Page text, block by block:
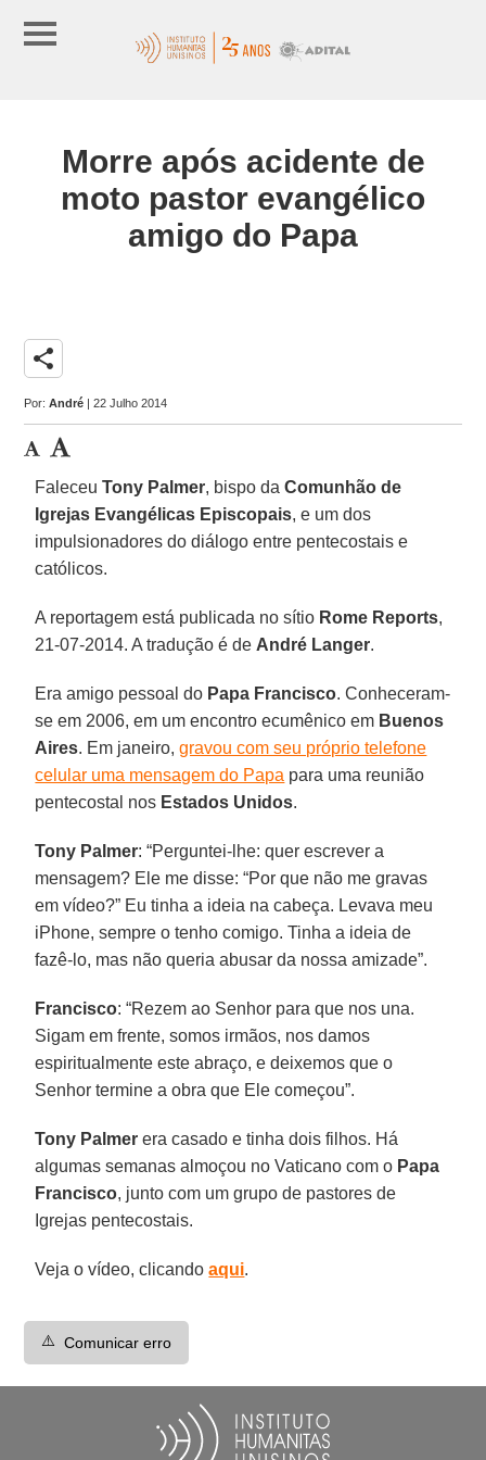
Morre após acidente de
moto pastor evangélico
amigo do Papa
share
Por:André | 22 Julho 2014
FaleceuTony Palmer, bispo daComunhão de
Igrejas Evangélicas Episcopais, e um dos
impulsionadores do diálogo entre pentecostais e
católicos.
A reportagem está publicada no sítio Rome Reports,
21-07-2014. A tradução é de André Langer.
Era amigo pessoal do Papa Francisco. Conheceram-
se em 2006, em um encontro ecumênico em Buenos
Aires. Em janeiro,gravou com seu próprio telefone
celular uma mensagem do Papa para uma reunião
pentecostal nos Estados Unidos.
Tony Palmer: “Perguntei-lhe: quer escrever a
mensagem? Ele me disse: “Por que não me gravas
em vídeo?” Eu tinha a ideia na cabeça. Levava meu
iPhone, sempre o tenho comigo. Tinha a ideia de
fazê-lo, mas não queria abusar da nossa amizade”.
Francisco: “Rezem ao Senhor para que nos una.
Sigam em frente, somos irmãos, nos damos
espiritualmente este abraço, e deixemos que o
Senhor termine a obra que Ele começou”.
Tony Palmer era casado e tinha dois filhos. Há
algumas semanas almoçou no Vaticano com o Papa
Francisco, junto com um grupo de pastores de
Igrejas pentecostais.
Veja o vídeo, clicandoaqui.
⚠️ Comunicar erro